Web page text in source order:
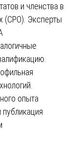
и членства в
(СРО). Эксперты
опыта